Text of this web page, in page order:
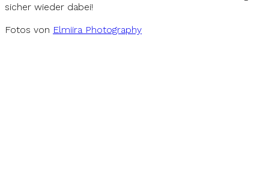
sicher wieder dabei!
Fotos von Elmiira Photography